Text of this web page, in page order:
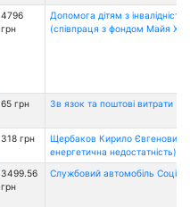
4796
грн
Допомога дітям з інвалідністю
(співпраця з фондом Майя
65 грн Зв язок та поштові витрати
318 грн
Щербаков Кирило Євгенович
енергетична недостатність)
3499.56
грн
Службовий автомобіль